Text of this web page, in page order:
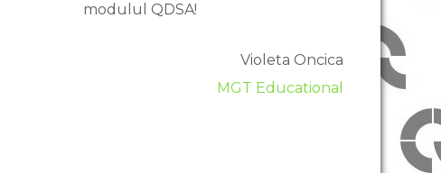
modulul QDSA!
Violeta Oncica
MGT Educational